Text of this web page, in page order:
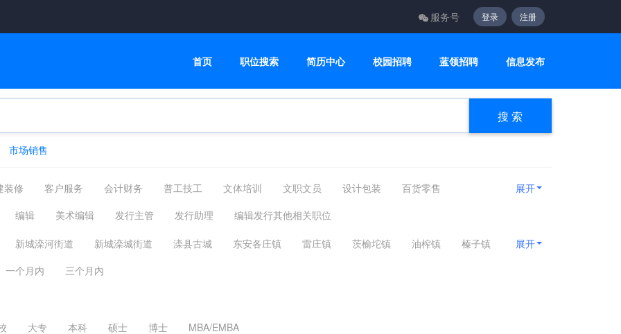
服务号 登录 注册
首页 职位搜索 简历中心 校园招聘 蓝领招聘 信息发布
搜 索
市场销售
装修 客户服务 会计财务 普工技工 文体培训 文职文员 设计包装
百货零售
管理运营 物流贸易 司机后勤 网络硬件 机械仪表 咨询顾问
展开
编辑 美术编辑 发行主管 发行助理
编辑发行其他相关职位
新城滦河街道 新城滦城街道 滦县古城 东安各庄镇 雷庄镇 茨榆坨镇 油榨镇
榛子镇
杨柳庄镇 王店子镇
展开
一个月内
三个月内
大专 本科 硕士 博士
MBA/EMBA